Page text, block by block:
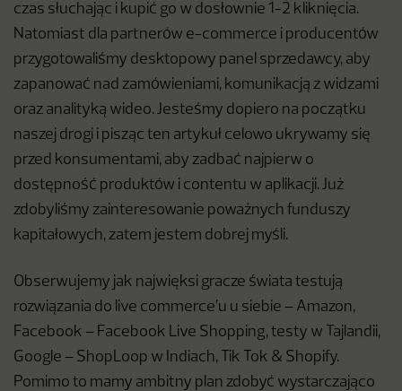
czas słuchając i kupić go w dosłownie 1-2 kliknięcia.
Natomiast dla partnerów e-commerce i producentów
przygotowaliśmy desktopowy panel sprzedawcy, aby
zapanować nad zamówieniami, komunikacją z widzami
oraz analityką wideo. Jesteśmy dopiero na początku
naszej drogi i pisząc ten artykuł celowo ukrywamy się
przed konsumentami, aby zadbać najpierw o
dostępność produktów i contentu w aplikacji. Już
zdobyliśmy zainteresowanie poważnych funduszy
kapitałowych, zatem jestem dobrej myśli.
Obserwujemy jak najwięksi gracze świata testują
rozwiązania do live commerce’u u siebie – Amazon,
Facebook – Facebook Live Shopping, testy w Tajlandii,
Google – ShopLoop w Indiach, Tik Tok & Shopify.
Pomimo to mamy ambitny plan zdobyć wystarczająco